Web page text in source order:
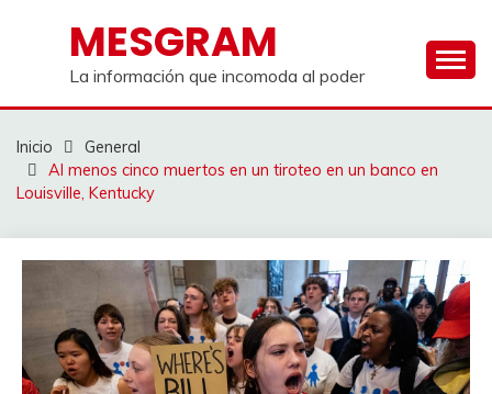
contenidoMESGRAM
La información que incomoda al poder
Inicio
General
Al menos cinco muertos en un tiroteo en un banco en
Louisville, Kentucky